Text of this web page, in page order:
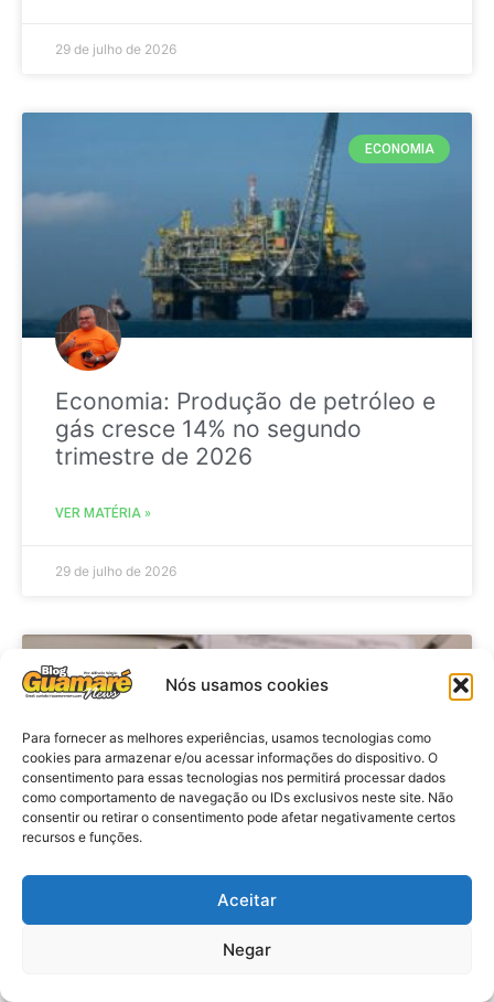
Nós usamos cookies
Para fornecer as melhores experiências, usamos tecnologias como
cookies para armazenar e/ou acessar informações do dispositivo. O
consentimento para essas tecnologias nos permitirá processar dados
como comportamento de navegação ou IDs exclusivos neste site. Não
consentir ou retirar o consentimento pode afetar negativamente certos
recursos e funções.
Aceitar
Negar
29 de julho de 2026
ECONOMIA
Economia: Produção de petróleo e
gás cresce 14% no segundo
trimestre de 2026
VER MATÉRIA »
29 de julho de 2026
Economia: Prazo de adesão ao
Programa Desenrola 2.0 é